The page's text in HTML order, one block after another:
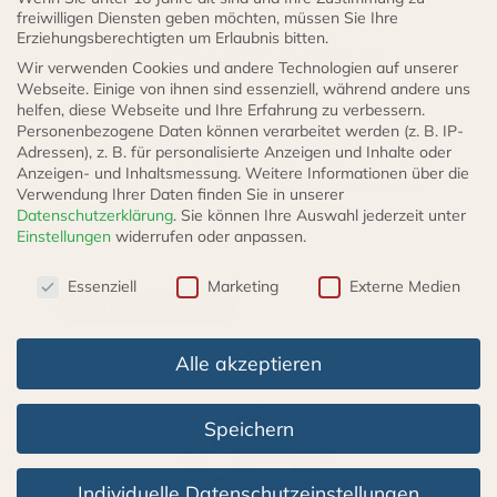
Gewinde : M16 x 1,5
Metall / Kunststoff Ausführung
Lieferant : Cohline
MERCEDES-BENZ A0010910301 ; A 001
091 03 01 ;000 090 00 50 ; 0000900050 ;
Produkt
mehrere
freiwilligen Diensten geben möchten, müssen Sie Ihre
Erziehungsberechtigten um Erlaubnis bitten.
Wir verwenden Cookies und andere Technologien auf unserer
Webseite. Einige von ihnen sind essenziell, während andere uns
helfen, diese Webseite und Ihre Erfahrung zu verbessern.
Personenbezogene Daten können verarbeitet werden (z. B. IP-
Adressen), z. B. für personalisierte Anzeigen und Inhalte oder
Anzeigen- und Inhaltsmessung. Weitere Informationen über die
Verwendung Ihrer Daten finden Sie in unserer
Datenschutzerklärung. Sie können Ihre Auswahl jederzeit unter
Einstellungen widerrufen oder anpassen.
Essenziell Marketing Externe Medien
Alle akzeptieren
Speichern